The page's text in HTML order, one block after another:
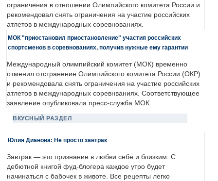
ограничения в отношении Олимпийского комитета России и
рекомендовал снять ограничения на участие российских
атлетов в международных соревнованиях.
МОК "приостановил приостановление" участия российских
спортсменов в соревнованиях, получив нужные ему гарантии
Международный олимпийский комитет (МОК) временно
отменил отстранение Олимпийского комитета России (ОКР)
и рекомендовала снять ограничения на участие российских
атлетов в международных соревнваниях. Соответствующее
заявление опубликовала пресс-служба МОК.
ВКУСНЫЙ РАЗДЕЛ
Юлия Дианова: Не просто завтрак
Завтрак — это признание в любви себе и близким. С
дебютной книгой фуд-блогера каждое утро будет
начинаться с бабочек в животе. Все рецепты легко